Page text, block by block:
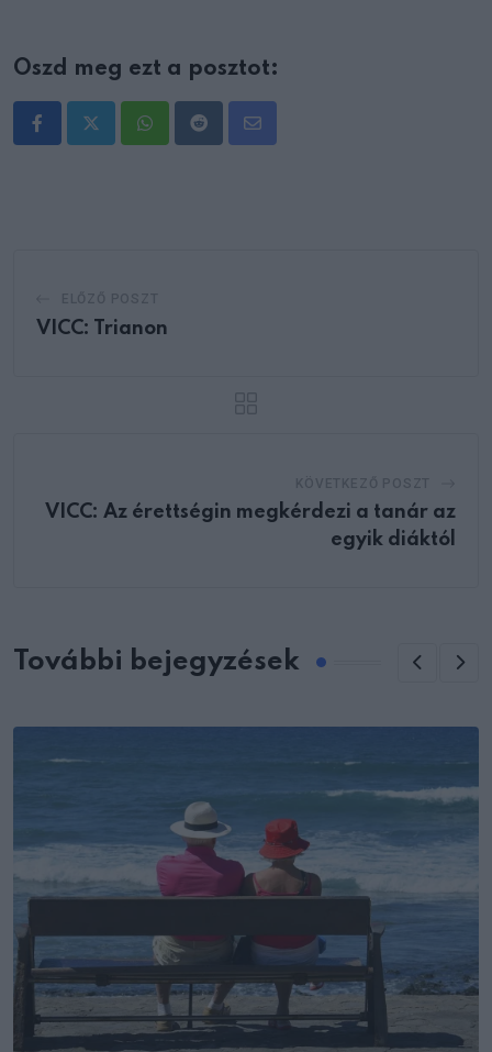
Oszd meg ezt a posztot:
WhatsappRedditShare
VICC: Trianon
VICC: Az érettségin megkérdezi a tanár az
egyik diáktól
További bejegyzések